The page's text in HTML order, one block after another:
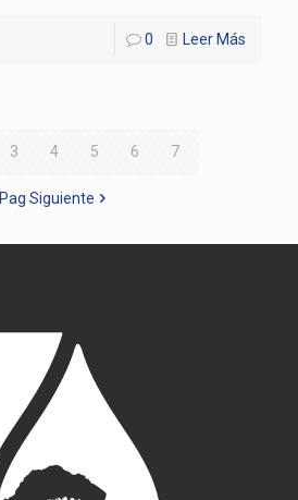
0 Leer Más
3 4 5 6 7
Pag Siguiente